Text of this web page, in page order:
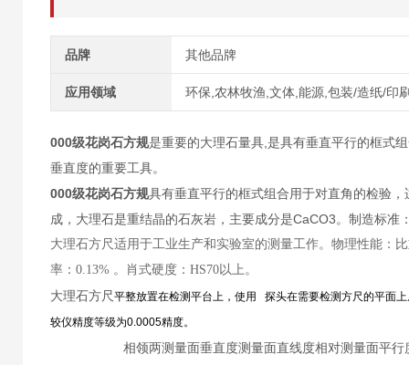
品牌 其他品牌
应用领域 环保,农林牧渔,文体,能源,包装/造纸/印
000级花岗石方规是重要的大理石量具,是具有垂直平行的框式
垂直度的重要工具。
000级花岗石方规具有垂直平行的框式组合用于对直角的检验
成，大理石是重结晶的石灰岩，主要成分是CaCO3。制造标准
大理石方尺适用于工业生产和实验室的测量工作。物理性能：
率：0.13% 。肖式硬度：HS70以上。
大理石方尺平整放置在检测平台上，使用 探头在需要检测方尺的平面
较仪精度等级为0.0005精度。
相领两测量面垂直度测量面直线度相对测量面平行